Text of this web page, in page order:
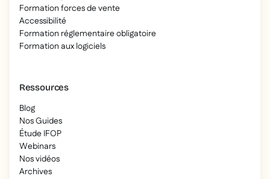
Formation forces de vente
Accessibilité
Formation réglementaire obligatoire
Formation aux logiciels
Ressources
Blog
Nos Guides
Étude IFOP
Webinars
Nos vidéos
Archives